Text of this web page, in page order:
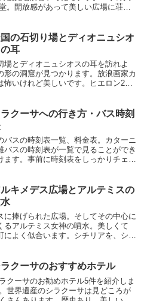
。開放感があって美しい広場に荘厳
撮ってイタリア旅行の記念にしてく
い
の石切り場とディオニュシオ
耳
とディオニュシオスの耳を訪れよ
形の洞窟が見つかります。放浪画家カ
怖いけれど美しいです。ヒエロン2世
クーサへの行き方・バス時刻
バスの時刻表一覧、料金表。カターニ
スの時刻表が一覧で見ることができ
ます。事前に時刻表をしっかりチェッ
キメデス広場とアルテミスの
に捧げられた広場。そしてその中心に
るアルテミス女神の噴水。美しくて
によく似合います。シチリアを、シラ
クーサのおすすめホテル
クーサのお勧めホテル5件を紹介しま
世界遺産のシラクーサは見どころが